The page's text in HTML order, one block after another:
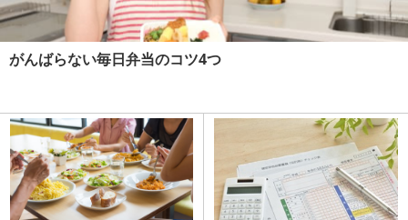
がんばらない毎日弁当のコツ4つ